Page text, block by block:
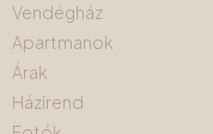
Vendégház
Apartmanok
Árak
Házirend